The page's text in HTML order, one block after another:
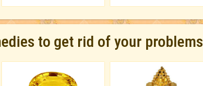
to get rid of your problems